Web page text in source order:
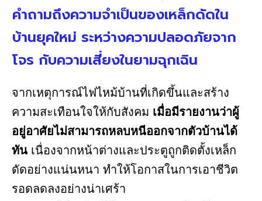
คำถามถึงความจำเป็นของเหล็กดัดใน
บ้านยุคใหม่ ระหว่างความปลอดภัยจาก
โจร กับความเสี่ยงในยามฉุกเฉิน
จากเหตุการณ์ไฟไหม้บ้านที่เกิดขึ้นและสร้าง
ความสะเทือนใจให้กับสังคม เมื่อมีรายงานว่าผู้
อยู่อาศัยไม่สามารถหลบหนีออกจากตัวบ้านได้
ทัน เนื่องจากหน้าต่างและประตูถูกติดตั้งเหล็ก
ดัดอย่างแน่นหนา ทำให้โอกาสในการเอาชีวิต
รอดลดลงอย่างน่าเศร้า